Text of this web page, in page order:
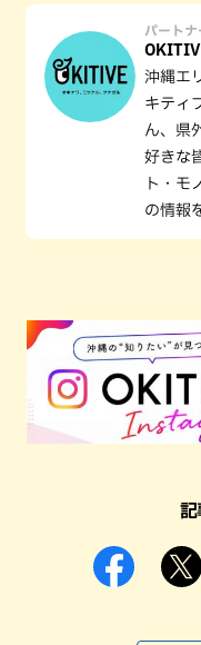
パートナ
沖縄エ
キティ
ん、県
好きな
ト・モ
の情報
記